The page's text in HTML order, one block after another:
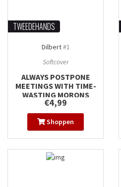
TWEEDEHANDS
Dilbert#1
Softcover
ALWAYS POSTPONE
MEETINGS WITH TIME-
WASTING MORONS
€4,99
Shoppen